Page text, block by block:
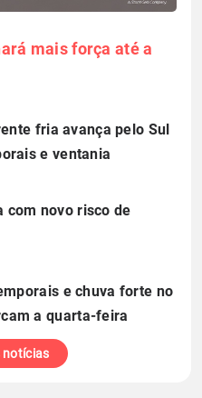
mais força até a
fria avança pelo Sul
e ventania
com novo risco de
e chuva forte no
a quarta-feira
notícias